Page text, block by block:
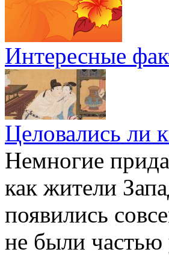
Интересные
Целовались ли
Немногие
как жители
появились
не были